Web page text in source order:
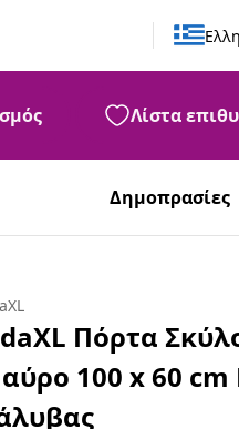
Λίστα
Δημοπρασίες
Πόρτα
100 x 60 cm